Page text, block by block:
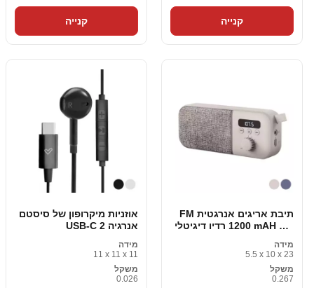
קנייה קנייה
אוזניות מיקרופון של סיסטם
אנרגיה 2 USB-C
מידה
11 x 11 x 11
משקל
0.026
תיבת אריגים אנרגטית FM
1200 mAH 3W רדיו דיגיטלי
מידה
5.5 x 10 x 23
משקל
0.267